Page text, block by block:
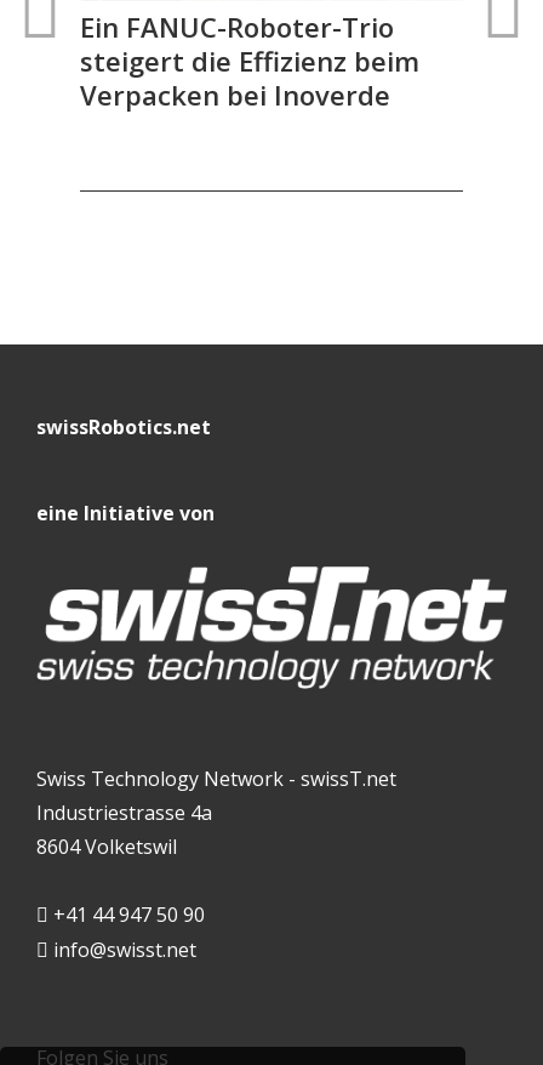
Ein FANUC-Roboter-Trio
steigert die Effizienz beim
Verpacken bei Inoverde
swissRobotics.net
eine Initiative von
Swiss Technology Network - swissT.net
Industriestrasse 4a
8604 Volketswil
+41 44 947 50 90
info@swisst.net
Folgen Sie uns